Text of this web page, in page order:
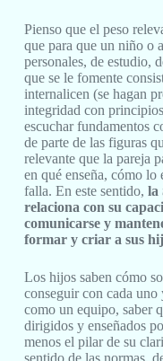
Pienso que el peso
que para que un niño o
personales, de estudio,
que se le fomente
internalicen (se hagan
integridad con
escuchar fundamentos
de parte de las figuras
relevante que la pareja
en qué enseña, cómo lo
falla. En este sentido, la
relaciona con su
comunicarse y
formar y criar a sus
Los hijos saben cómo
conseguir con cada uno
como un equipo, saber
dirigidos y enseñados
menos el pilar de su
sentido de las normas,